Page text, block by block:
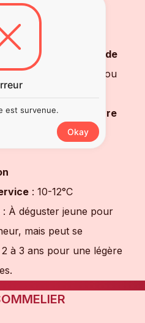
Cantalouette
avec des
fruits de
despoissons grillés
ou
frais de chèvre
comme une
: 10-12°C
: À déguster jeune pour
mais peut se
à 3 ans pour une légère
est survenue.
Okay